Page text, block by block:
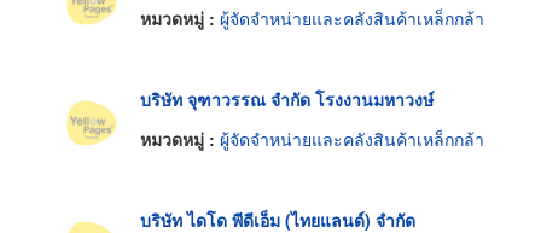
หมวดหมู่ : ผู้จัดจำหน่ายและคลังสินค้าเหล็กกล้า
บริษัท จุฑาวรรณ จำกัด โรงงานมหาวงษ์
หมวดหมู่ : ผู้จัดจำหน่ายและคลังสินค้าเหล็กกล้า
บริษัท ไดโด พีดีเอ็ม (ไทยแลนด์) จำกัด